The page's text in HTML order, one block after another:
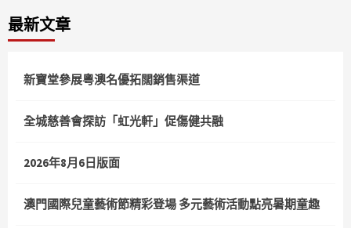
最新文章
新寶堂參展粵澳名優拓闊銷售渠道
全城慈善會探訪「虹光軒」促傷健共融
2026年8月6日版面
澳門國際兒童藝術節精彩登場 多元藝術活動點亮暑期童趣